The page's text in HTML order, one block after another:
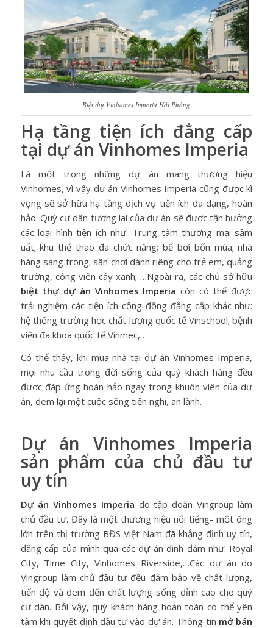
Biệt thự Vinhomes Imperia Hải Phòng
Hạ tầng tiện ích đẳng cấp
tại dự án Vinhomes Imperia
Là một trong những dự án mang thương hiệu
Vinhomes, vì vậy dự án Vinhomes Imperia cũng được kì
vọng sẽ sở hữu hạ tầng dịch vụ tiện ích đa dạng, hoàn
hảo. Quý cư dân tương lai của dự án sẽ được tận hưởng
các loại hình tiện ích như: Trung tâm thương mại sầm
uất; khu thể thao đa chức năng; bể bơi bốn mùa; nhà
hàng sang trọng; sân chơi dành riêng cho trẻ em, quảng
trường, công viên cây xanh; …Ngoài ra, các chủ sở hữu
biệt thự dự án Vinhomes Imperia còn có thể được
trải nghiệm các tiện ích cộng đồng đẳng cấp khác như:
hệ thống trường học chất lượng quốc tế Vinschool; bệnh
viện đa khoa quốc tế Vinmec,…
Có thể thấy, khi mua nhà tại dự án Vinhomes Imperia,
mọi nhu cầu trong đời sống của quý khách hàng đều
được đáp ứng hoàn hảo ngay trong khuôn viên của dự
án, đem lại một cuộc sống tiện nghi, an lành.
Dự án Vinhomes Imperia
sản phẩm của chủ đầu tư
uy tín
Dự án Vinhomes Imperia do tập đoàn Vingroup làm
chủ đầu tư. Đây là một thương hiệu nổi tiếng- một ông
lớn trên thị trường BĐS Việt Nam đã khẳng định uy tín,
đẳng cấp của mình qua các dự án đình đám như: Royal
City, Time City, Vinhomes Riverside,…Các dự án do
Vingroup làm chủ đầu tư đều đảm bảo về chất lượng,
tiến độ và đem đến chất lượng sống đỉnh cao cho quý
cư dân. Bởi vậy, quý khách hàng hoàn toàn có thể yên
tâm khi quyết định đầu tư vào dự án. Thông tin mở bán